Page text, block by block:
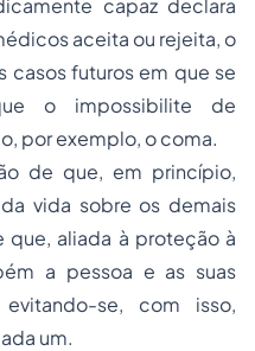
capaz declara
aceita ou rejeita, o
casos futuros em que se
o impossibilite de
por exemplo, o coma.
de que, em princípio,
vida sobre os demais
que, aliada à proteção à
a pessoa e as suas
se, com isso,
um.